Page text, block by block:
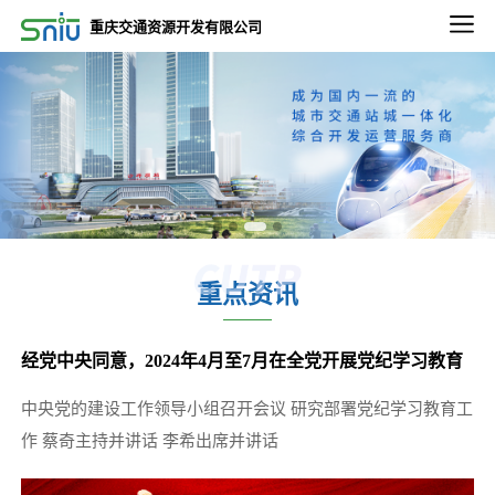
重庆交通资源开发有限公司
重点资讯
经党中央同意，2024年4月至7月在全党开展党纪学习教育
中央党的建设工作领导小组召开会议 研究部署党纪学习教育工
作 蔡奇主持并讲话 李希出席并讲话
2022-2023年度重庆通邑物业轨道线绿植养租赁养护服务比选邀请第三次公告
2022-09-02
2022-2023年度重庆通邑物业永川三峰项目保洁、绿化服务比选邀请公告
2022-09-02
2022-2023年度重庆通邑物业永川三峰项目保安服务 比选邀请公告
2022-09-26
2022-11-11
微电园站一体化综合开发项目设计咨询服务中选候选人公示
2025-12-24
五里店TOD项目下部主体建筑结构安全性鉴定项目比选公告